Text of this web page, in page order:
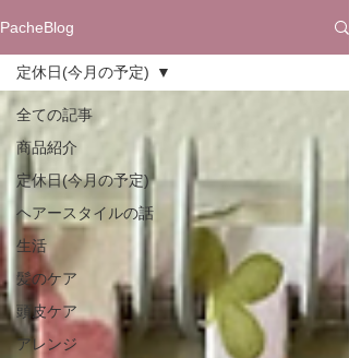
PacheBlog
全ての記事
商品紹介
定休日(今月の予定)
ヘアースタイルの話
生活
髪のケア
頭皮ケア
アレンジ
定休日(今月の予定)